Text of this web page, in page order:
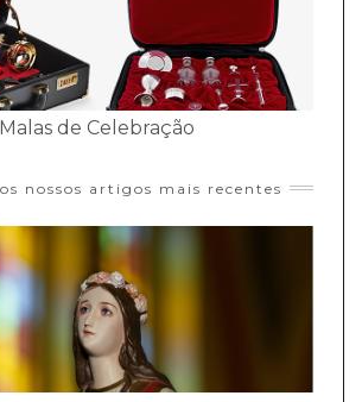
Malas de Celebração
nossos artigos mais recentes